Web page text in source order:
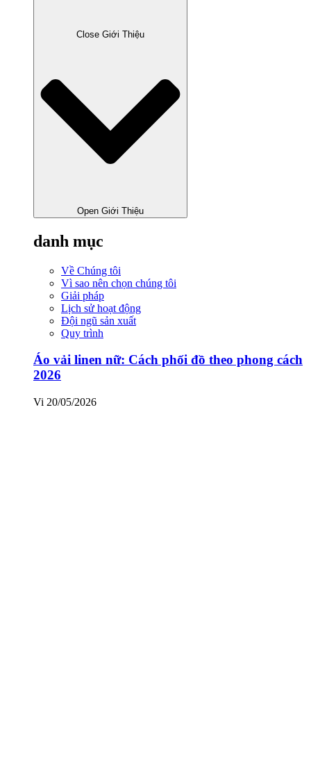
Close Giới Thiệu
Open Giới Thiệu
danh mục
Về Chúng tôi
Vì sao nên chọn chúng tôi
Giải pháp
Lịch sử hoạt động
Đội ngũ sản xuất
Quy trình
Áo vải linen nữ: Cách phối đồ theo phong cách
2026
Vi 20/05/2026